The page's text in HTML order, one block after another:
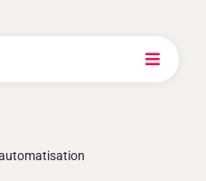
Toggle